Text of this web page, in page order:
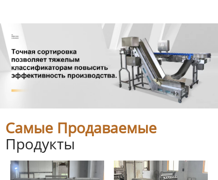
Самые Продаваемые
Продукты